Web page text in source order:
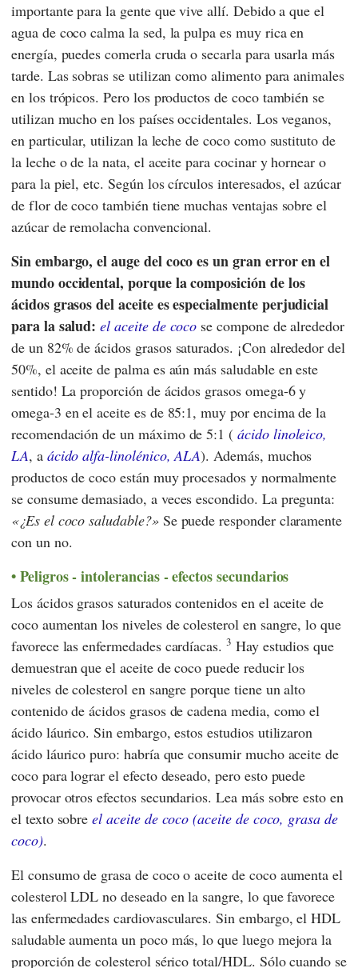
importante para la gente que vive allí. Debido a que el
agua de coco calma la sed, la pulpa es muy rica en
energía, puedes comerla cruda o secarla para usarla más
tarde. Las sobras se utilizan como alimento para animales
en los trópicos. Pero los productos de coco también se
utilizan mucho en los países occidentales. Los veganos,
en particular, utilizan la leche de coco como sustituto de
la leche o de la nata, el aceite para cocinar y hornear o
para la piel, etc. Según los círculos interesados, el azúcar
de flor de coco también tiene muchas ventajas sobre el
azúcar de remolacha convencional.
Sin embargo, el auge del coco es un gran error en el
mundo occidental, porque la composición de los
ácidos grasos del aceite es especialmente perjudicial
para la salud: el aceite de coco se compone de alrededor
de un 82% de ácidos grasos saturados. ¡Con alrededor del
50%, el aceite de palma es aún más saludable en este
sentido! La proporción de ácidos grasos omega-6 y
omega-3 en el aceite es de 85:1, muy por encima de la
recomendación de un máximo de 5:1 (ácido linoleico,
LA, a ácido alfa-linolénico, ALA). Además, muchos
productos de coco están muy procesados y normalmente
se consume demasiado, a veces escondido. La pregunta:
¿Es el coco saludable? Se puede responder claramente
con un no.
Peligros - intolerancias - efectos secundarios
Los ácidos grasos saturados contenidos en el aceite de
coco aumentan los niveles de colesterol en sangre, lo que
favorece las enfermedades cardíacas.3 Hay estudios que
demuestran que el aceite de coco puede reducir los
niveles de colesterol en sangre porque tiene un alto
contenido de ácidos grasos de cadena media, como el
ácido láurico. Sin embargo, estos estudios utilizaron
ácido láurico puro: habría que consumir mucho aceite de
coco para lograr el efecto deseado, pero esto puede
provocar otros efectos secundarios. Lea más sobre esto en
el texto sobreel aceite de coco (aceite de coco, grasa de
coco).
El consumo de grasa de coco o aceite de coco aumenta el
colesterol LDL no deseado en la sangre, lo que favorece
las enfermedades cardiovasculares. Sin embargo, el HDL
saludable aumenta un poco más, lo que luego mejora la
proporción de colesterol sérico total/HDL. Sólo cuando se